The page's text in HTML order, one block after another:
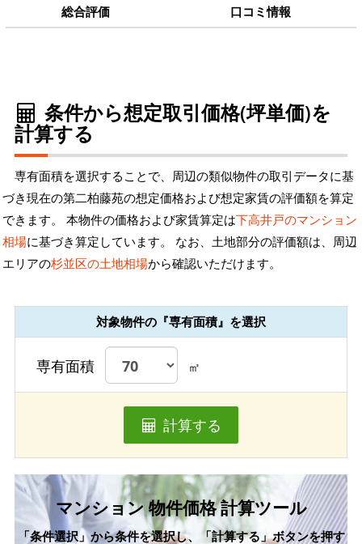
総合評価 口コミ情報
条件から想定取引価格(坪単価)を
計算する
専有面積を選択することで、周辺の類似物件の取引データに基
づき現在の第二柏藤苑の想定価格および想定家賃の評価額を算定
できます。 本物件の価格および家賃算定は下高井戸のマンション
相場に基づき算定しています。 なお、土地部分の評価額は、周辺
エリアの杉並区の土地相場から確認いただけます。
対象物件の『専有面積』を選択
専有面積 ㎡
計算する
マンション 物件価格 計算ツール
「条件選択」から条件を選択し、「計算する」ボタンを押す